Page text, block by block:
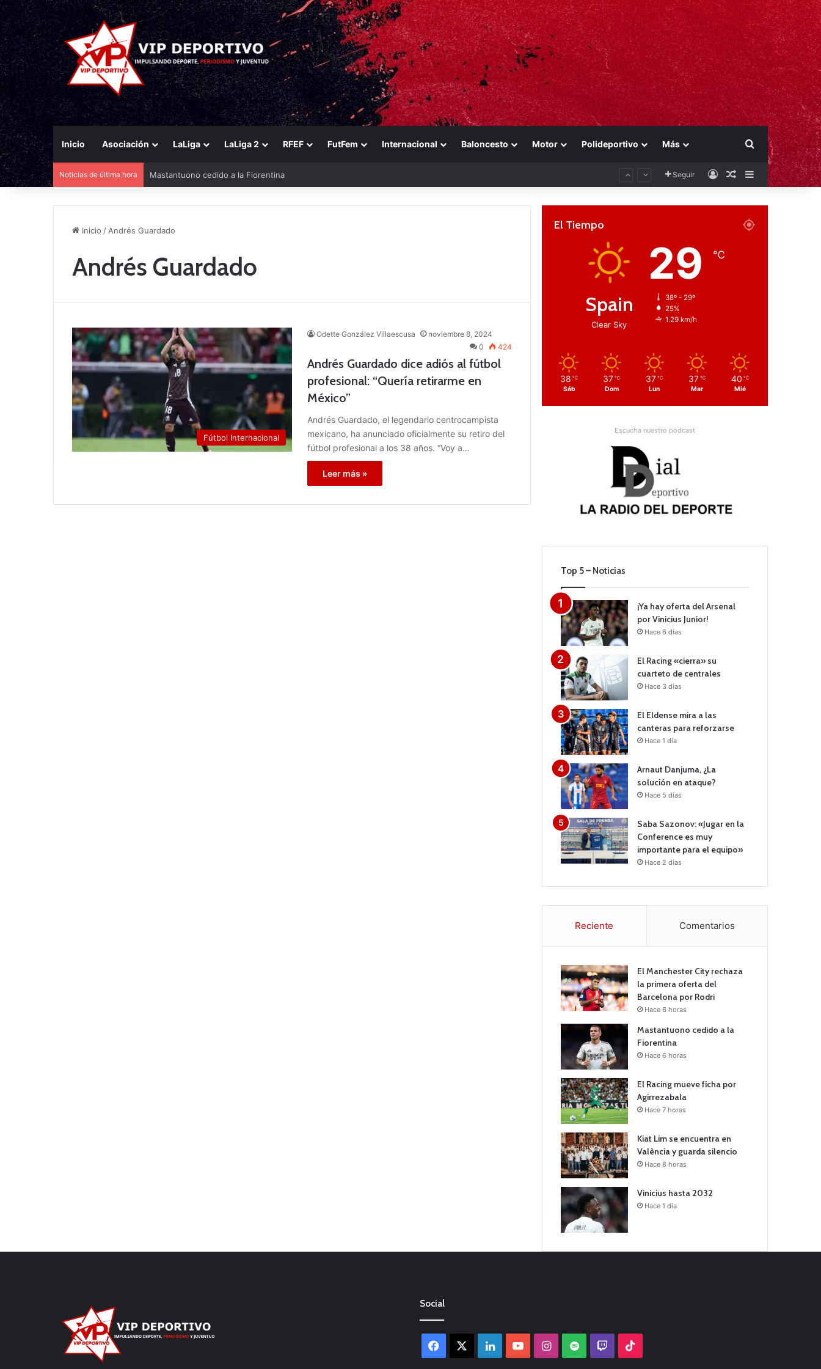
Inicio Asociación LaLiga LaLiga 2 RFEF FutFem Internacional Baloncesto Motor Polideportivo Más Buscar por
Noticias de última hora Mastantuono cedido a la Fiorentina Seguir AccesoPublicación al
Barra lateral
Inicio / Andrés Guardado
Andrés Guardado
Fútbol Internacional
Odette González Villaescusa
noviembre 8, 2024
0
424
Andrés Guardado dice adiós al fútbol
profesional: “Quería retirarme en
México”
Andrés Guardado, el legendario centrocampista
mexicano, ha anunciado oficialmente su retiro del
fútbol profesional a los 38 años. “Voy a…
Leer más »
El Tiempo
Spain
Clear Sky
29 ℃
38º - 29º
25%
1.29 km/h
38 ℃
Sáb
37 ℃
Dom
37 ℃
Lun
37 ℃
Mar
40 ℃
Mié
Escucha nuestro podcast
Top 5 – Noticias
¡Ya hay oferta del Arsenal
por Vinicius Junior!
Hace 6 días
El Racing «cierra» su
cuarteto de centrales
Hace 3 días
El Eldense mira a las
canteras para reforzarse
Hace 1 día
Arnaut Danjuma, ¿La
solución en ataque?
Hace 5 días
Saba Sazonov: «Jugar en la
Conference es muy
importante para el equipo»
Hace 2 días
Reciente Comentarios
El Manchester City rechaza
la primera oferta del
Barcelona por Rodri
Hace 6 horas
Mastantuono cedido a la
Fiorentina
Hace 6 horas
El Racing mueve ficha por
Agirrezabala
Hace 7 horas
Kiat Lim se encuentra en
València y guarda silencio
Hace 8 horas
Vinicius hasta 2032
Hace 1 día
Social
Facebook LinkedInYouTubeInstagram
Spotify Twitch